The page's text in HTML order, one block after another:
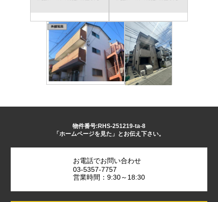
物件番号:RHS-251219-ta-8
「ホームページを見た」とお伝え下さい。
お電話でお問い合わせ
03-5357-7757
営業時間：9:30～18:30